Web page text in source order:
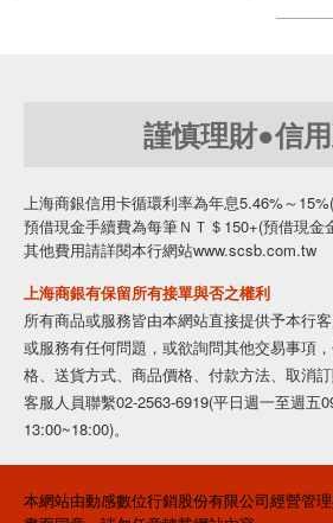
謹慎理財●信
上海商銀信用卡循環利率為年息5.46%～
預借現金手續費為每筆ＮＴ＄150+(預借現金
其他費用請詳閱本行網站www.scsb.com.tw
上海商銀有保留所有接單與否之權利
所有商品或服務皆由本網站直接提供予本行
或服務有任何問題，或欲詢問其他交易事項
格、送貨方式、商品價格、付款方法、取消
客服人員聯繫02-2563-6919(平日週一至週五
13:00~18:00)。
本網站由動感數位行銷股份有限公司經營管